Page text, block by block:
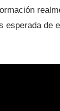
esperada de